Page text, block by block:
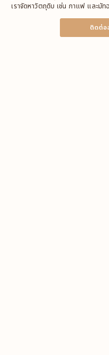
เราจัดหาวัตถุดิบ เช่น กาแฟ และมั
ติดต่อ